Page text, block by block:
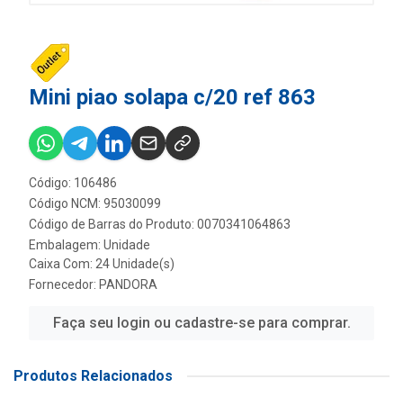
Mini piao solapa c/20 ref 863
Código: 106486
Código NCM: 95030099
Código de Barras do Produto: 0070341064863
Embalagem: Unidade
Caixa Com: 24 Unidade(s)
Fornecedor: PANDORA
Faça seu login ou cadastre-se para comprar.
Produtos Relacionados